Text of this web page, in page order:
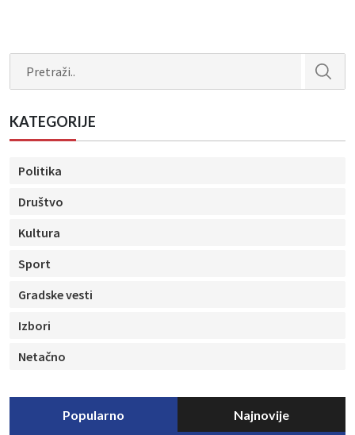
KATEGORIJE
Politika
Društvo
Kultura
Sport
Gradske vesti
Izbori
Netačno
Popularno Najnovije